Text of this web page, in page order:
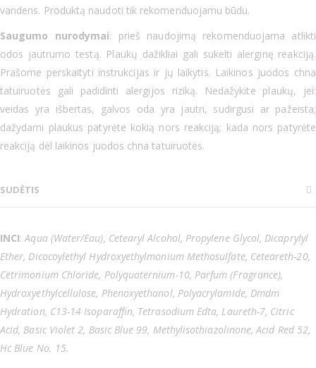
vandens. Produktą naudoti tik rekomenduojamu būdu.
Saugumo nurodymai: prieš naudojimą rekomenduojama atlikti
odos jautrumo testą. Plaukų dažikliai gali sukelti alerginę reakciją.
Prašome perskaityti instrukcijas ir jų laikytis. Laikinos juodos chna
tatuiruotės gali padidinti alergijos riziką. Nedažykite plaukų, jei:
veidas yra išbertas, galvos oda yra jautri, sudirgusi ar pažeista;
dažydami plaukus patyrėte kokią nors reakciją; kada nors patyrėte
reakciją dėl laikinos juodos chna tatuiruotės.
SUDĖTIS
INCI: Aqua (Water/Eau), Cetearyl Alcohol, Propylene Glycol, Dicaprylyl
Ether, Dicocoylethyl Hydroxyethylmonium Methosulfate, Ceteareth-20,
Cetrimonium Chloride, Polyquaternium-10, Parfum (Fragrance),
Hydroxyethylcellulose, Phenoxyethanol, Polyacrylamide, Dmdm
Hydration, C13-14 Isoparaffin, Tetrasodium Edta, Laureth-7, Citric
Acid, Basic Violet 2, Basic Blue 99, Methylisothiazolinone, Acid Red 52,
Hc Blue No. 15.